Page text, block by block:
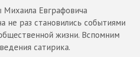
Евграфовича
не раз становились событиями
жизни. Вспомним
сатирика.